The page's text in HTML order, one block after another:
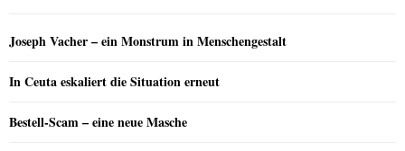
Joseph Vacher – ein Monstrum in Menschengestalt
In Ceuta eskaliert die Situation erneut
Bestell-Scam – eine neue Masche